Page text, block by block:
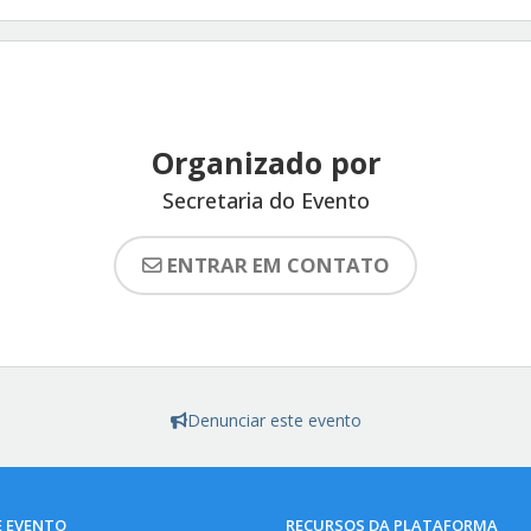
Organizado por
Secretaria do Evento
ENTRAR EM CONTATO
Denunciar este evento
EVENTO RECURSOS DA PLATAFORMA